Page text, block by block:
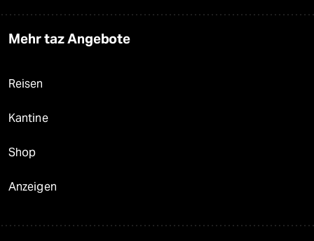
Mehr taz Angebote
Reisen
Kantine
Shop
Anzeigen